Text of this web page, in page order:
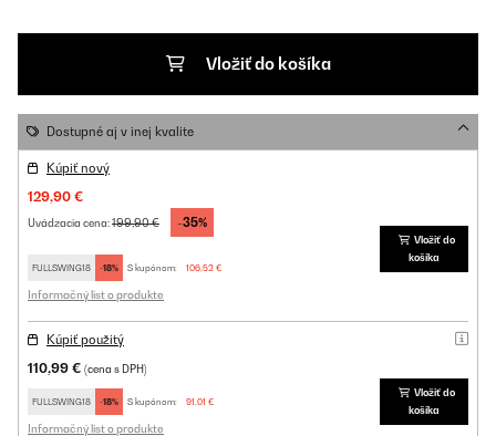
Vložiť do košíka
Dostupné aj v inej kvalite
Kúpiť nový
129,90 €
Uvádzacia cena:199,90 € -35%
FULLSWING18 -18% S kupónom: 106,52 €
Informačný list o produkte
Vložiť do
košíka
Kúpiť použitý
110,99 € (cena s DPH)
FULLSWING18 -18% S kupónom: 91,01 €
Informačný list o produkte
Vložiť do
košíka